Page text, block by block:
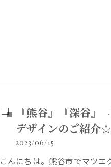
『熊谷』『深谷
デザインのご紹介☆
2023/06/15
こんにちは。熊谷市でマツ